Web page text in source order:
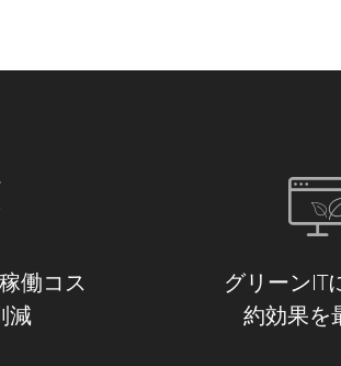
働コス
減
グリーンIT
約効果を